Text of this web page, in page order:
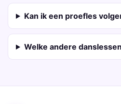
Kan ik een proefles
Welke andere